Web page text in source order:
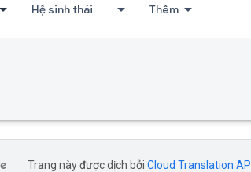
Hệ sinh thái Thêm
Trang này được dịch bởi Cloud Translation API